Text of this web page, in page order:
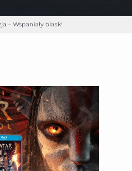
– Wspaniały blask!